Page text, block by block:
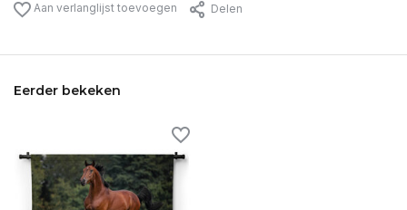
Aan verlanglijst toevoegen Delen
Eerder bekeken